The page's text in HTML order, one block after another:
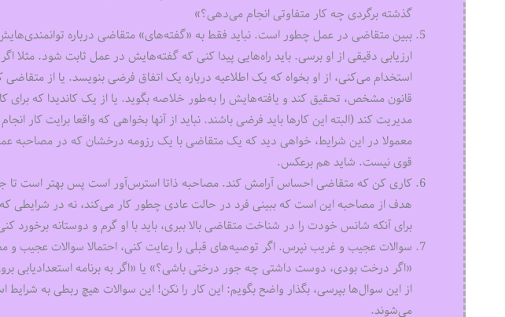
گذشته برگردی چه کار متفاوتی انجام می‌دهی؟»
ببین متقاضی در عمل چطور است. نباید فقط به «گفته‌های» متقاضی درباره توانمندی‌هایش
ارزیابی دقیقی از او برسی. باید راه‌هایی پیدا کنی که گفته‌هایش در عمل ثابت شود. مثلا
استخدام می‌کنی، از او بخواه که یک اطلاعیه درباره یک اتفاق فرضی بنویسد. یا از
قانون مشخص، تحقیق کند و یافته‌هایش را به‌طور خلاصه بگوید. یا از یک کاندیدا که برای
مدیریت کند (البته این کارها باید فرضی باشند. نباید از آنها بخواهی که واقعا برایت کار
معمولا در این شرایط، خواهی دید که یک متقاضی با یک رزومه درخشان که در مصاحبه
قوی نیست. شاید هم برعکس.
کاری کن که متقاضی احساس آرامش کند. مصاحبه ذاتا استرس‌آور است پس بهتر است تا
هدف از مصاحبه این است که ببینی فرد در حالت عادی چطور کار می‌کند، نه در
برای آنکه شانس خودت را در شناخت متقاضی بالا ببری، باید با او گرم و دوستانه
سوالات عجیب و غریب نپرس. اگر توصیه‌های قبلی را رعایت کنی، احتمالا سوالات عجیب
«اگر درخت بودی، دوست داشتی چه جور درختی باشی؟» یا «اگر به برنامه استعدادیابی
از این سوال‌ها بپرسی، بگذار واضح بگویم: این کار را نکن! این سوالات هیچ ربطی به
می‌شوند.